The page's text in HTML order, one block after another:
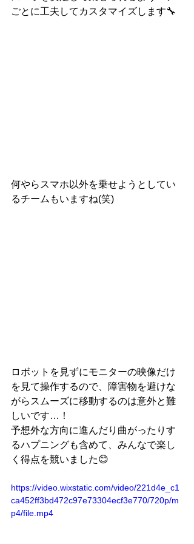
ごとに工夫してカスタマイズします🔧
何やらスマホ以外を乗せようとしてい
るチームもいますね(笑)
ロボットを見ずにモニターの映像だけ
を見て操作するので、障害物を避けな
がらスムーズに移動するのは意外と難
しいです…！
予想外な方向に進んだり曲がったりす
るハプニングも含めて、みんなで楽し
く得点を競いました😊
https://video.wixstatic.com/video/221d4e_c1
ca452ff3bd472c97e73304ecf3e770/720p/m
p4/file.mp4